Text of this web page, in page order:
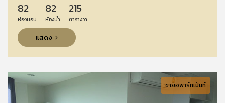
82
ห้องนอน
82
ห้องน้ำ
215
ตารางวา
แสดง
ขายอพาร์ทเม้นท์